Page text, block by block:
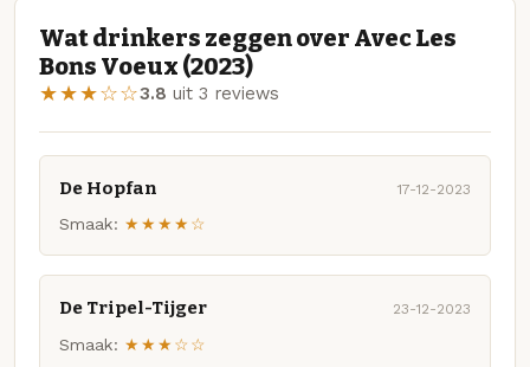
Wat drinkers zeggen over Avec Les
Bons Voeux (2023)
★★★☆☆3.8 uit 3 reviews
De Hopfan 17-12-2023
Smaak: ★★★★☆
De Tripel-Tijger 23-12-2023
Smaak: ★★★☆☆